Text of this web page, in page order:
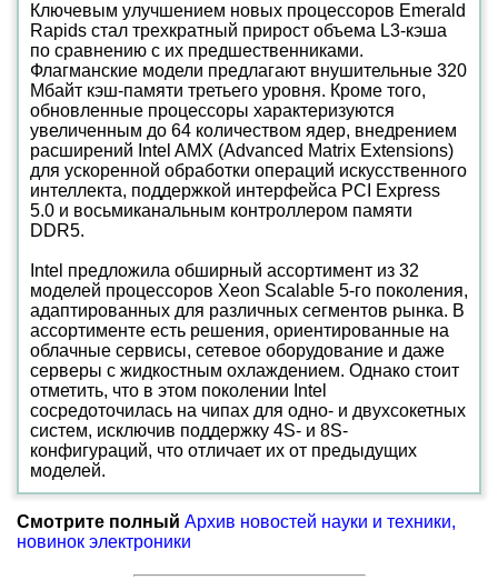
Ключевым улучшением новых процессоров Emerald
Rapids стал трехкратный прирост объема L3-кэша
по сравнению с их предшественниками.
Флагманские модели предлагают внушительные 320
Мбайт кэш-памяти третьего уровня. Кроме того,
обновленные процессоры характеризуются
увеличенным до 64 количеством ядер, внедрением
расширений Intel AMX (Advanced Matrix Extensions)
для ускоренной обработки операций искусственного
интеллекта, поддержкой интерфейса PCI Express
5.0 и восьмиканальным контроллером памяти
DDR5.
Intel предложила обширный ассортимент из 32
моделей процессоров Xeon Scalable 5-го поколения,
адаптированных для различных сегментов рынка. В
ассортименте есть решения, ориентированные на
облачные сервисы, сетевое оборудование и даже
серверы с жидкостным охлаждением. Однако стоит
отметить, что в этом поколении Intel
сосредоточилась на чипах для одно- и двухсокетных
систем, исключив поддержку 4S- и 8S-
конфигураций, что отличает их от предыдущих
моделей.
Смотрите полный Архив новостей науки и техники,
новинок электроники